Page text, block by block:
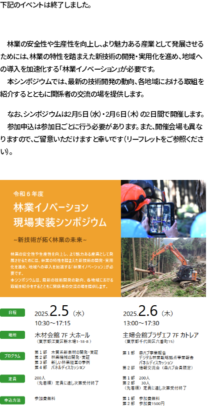
下記のイベントは終了しました。
林業の安全性や生産性を向上し、より魅力ある産業として発展させる
ためには、林業の特性を踏まえた新技術の開発・実用化を進め、地域へ
の導入を加速化する「林業イノベーション」が必要です。
本シンポジウムでは、最新の技術開発の動向、各地域における取組を
紹介するとともに関係者の交流の場を提供します。
なお、シンポジウムは2月5日（水）・2月6日（木）の2日間で開催します。
参加申込は参加日ごとに行う必要があります。また、開催会場も異な
りますので、ご留意いただけますと幸いです（リーフレットをご参照くださ
い）。